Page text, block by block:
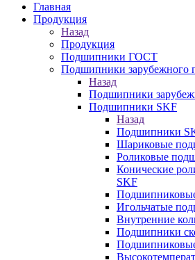
Главная
Продукция
Назад
Продукция
Подшипники ГОСТ
Подшипники зарубежного
Назад
Подшипники
Подшипники SKF
Назад
Подшипники
Шариковые
Роликовые
Конические
SKF
Игольчатые
Внутренние
Подшипники